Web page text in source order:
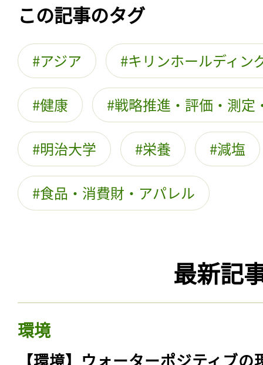
この記事のタグ
アジア キリンホールディン
健康 戦略推進・評価・測定
明治大学 栄養 減塩
食品・消費財・アパレル
最新記
環境
【環境】ウォーターポジティブの